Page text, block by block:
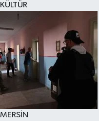
KÜLTÜR
MERSİN